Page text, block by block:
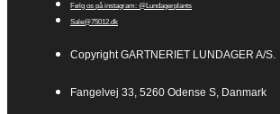
Følg os på instagram: @Lundagerplants
Sale@75012.dk
Copyright GARTNERIET LUNDAGER A/S.
Fangelvej 33, 5260 Odense S, Danmark